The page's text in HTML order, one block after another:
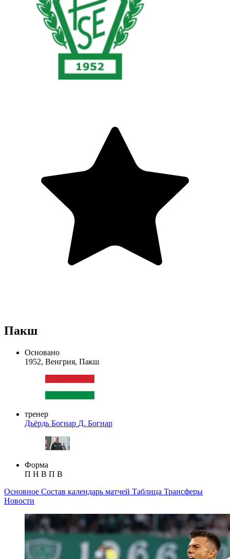
Пакш
Основано
1952, Венгрия, Пакш
тренер
Дьёрдь Богнар Д. Богнар
Форма
П Н В П В
Основное Состав календарь матчей Таблица Трансферы
Новости